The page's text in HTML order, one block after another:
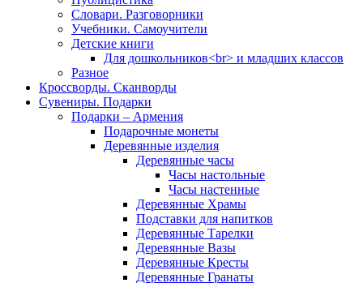
Словари. Разговорники
Учебники. Самоучители
Детские книги
Для дошкольников<br> и младших классов
Разное
Кроссворды. Сканворды
Сувениры. Подарки
Подарки – Армения
Подарочные монеты
Деревянные изделия
Деревянные часы
Часы настольные
Часы настенные
Деревянные Храмы
Подставки для напитков
Деревянные Тарелки
Деревянные Вазы
Деревянные Кресты
Деревянные Гранаты